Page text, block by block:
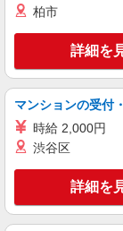
(
キープ
アルバイト パート
コンパスグループ
柏市
詳細を
マンションの受付
時給 2,000円
渋谷区
詳細を